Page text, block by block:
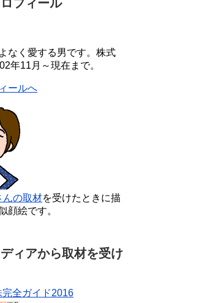
フィール
なく愛する男です。株式
年11月～現在まで。
ールへ
んの取材を受けたときに描
顔絵です。
ィアから取材を受け
完全ガイド2016